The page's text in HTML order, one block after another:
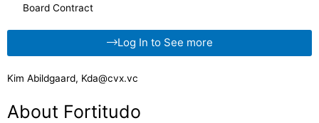
About Fortitudo
Board Contract
Log In to See more
Kim Abildgaard, Kda@cvx.vc